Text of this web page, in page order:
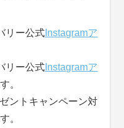
リー公式 Instagramア
リー公式 Instagramア
。
ントキャンペーン対
。